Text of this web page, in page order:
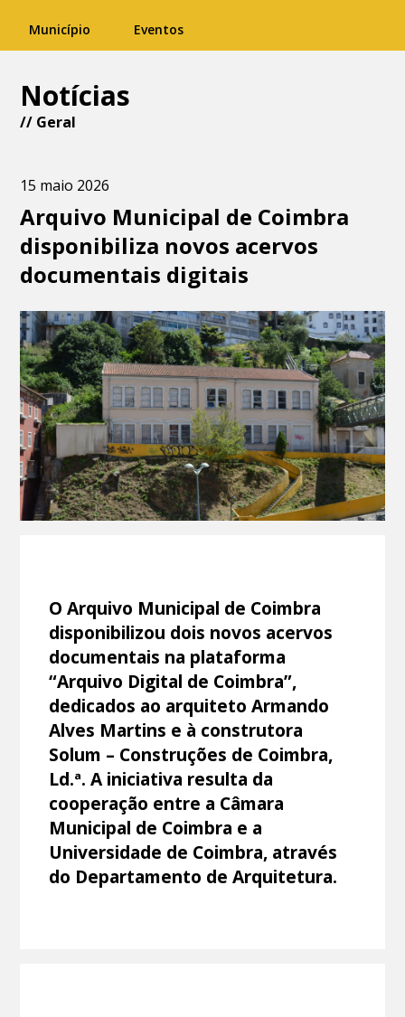
Município Eventos
Notícias
// Geral
15 maio 2026
Arquivo Municipal de Coimbra
disponibiliza novos acervos
documentais digitais
O Arquivo Municipal de Coimbra
disponibilizou dois novos acervos
documentais na plataforma
“Arquivo Digital de Coimbra”,
dedicados ao arquiteto Armando
Alves Martins e à construtora
Solum – Construções de Coimbra,
Ld.ª. A iniciativa resulta da
cooperação entre a Câmara
Municipal de Coimbra e a
Universidade de Coimbra, através
do Departamento de Arquitetura.